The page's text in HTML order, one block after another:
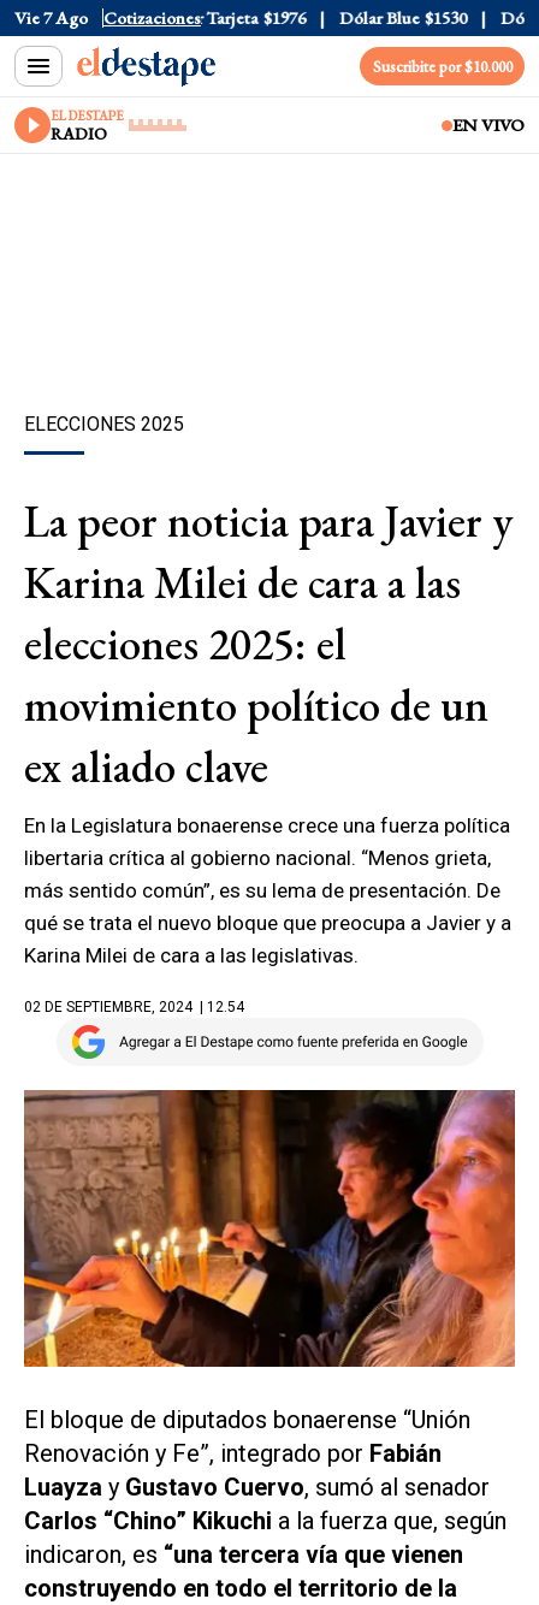
Vie 7 Ago Cotizaciones
$1520 Dólar Tarjeta $1976 Dólar Blue $1530 Dólar
Suscribite por $10.000
EL DESTAPE
RADIO EN VIVO
ELECCIONES 2025
La peor noticia para Javier y
Karina Milei de cara a las
elecciones 2025: el
movimiento político de un
ex aliado clave
En la Legislatura bonaerense crece una fuerza política
libertaria crítica al gobierno nacional. “Menos grieta,
más sentido común”, es su lema de presentación. De
qué se trata el nuevo bloque que preocupa a Javier y a
Karina Milei de cara a las legislativas.
02 DE SEPTIEMBRE, 2024 | 12.54
El bloque de diputados bonaerense “Unión
Renovación y Fe”, integrado por Fabián
Luayza y Gustavo Cuervo, sumó al senador
Carlos “Chino” Kikuchi a la fuerza que, según
indicaron, es “una tercera vía que vienen
construyendo en todo el territorio de la